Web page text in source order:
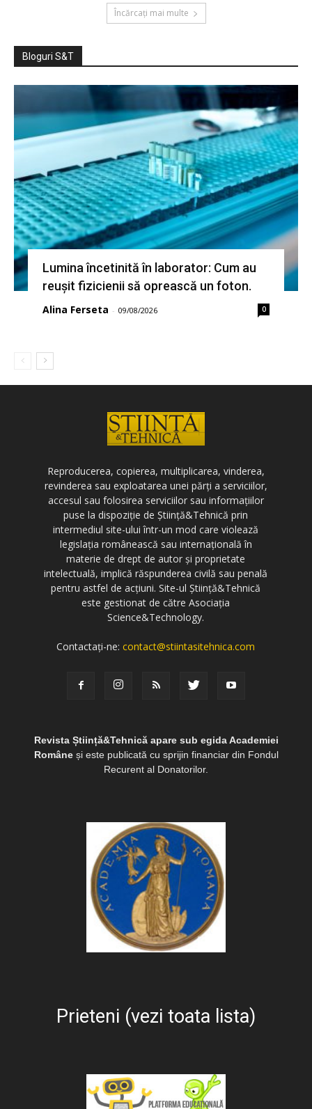
Încărcați mai multe
Bloguri S&T
Lumina încetinită în laborator: Cum au
reușit fizicienii să oprească un foton.
Alina Ferseta - 09/08/2026 0
Reproducerea, copierea, multiplicarea, vinderea,
revinderea sau exploatarea unei părți a serviciilor,
accesul sau folosirea serviciilor sau informațiilor
puse la dispoziție de Știință&Tehnică prin
intermediul site-ului într-un mod care violează
legislația românească sau internațională în
materie de drept de autor și proprietate
intelectuală, implică răspunderea civilă sau penală
pentru astfel de acțiuni. Site-ul Știință&Tehnică
este gestionat de către Asociația
Science&Technology.
Contactați-ne:contact@stiintasitehnica.com
Revista Știință&Tehnică apare sub egida Academiei
Româneși este publicată cu sprijin financiar din Fondul
Recurent al Donatorilor.
Prieteni (vezi toata lista)